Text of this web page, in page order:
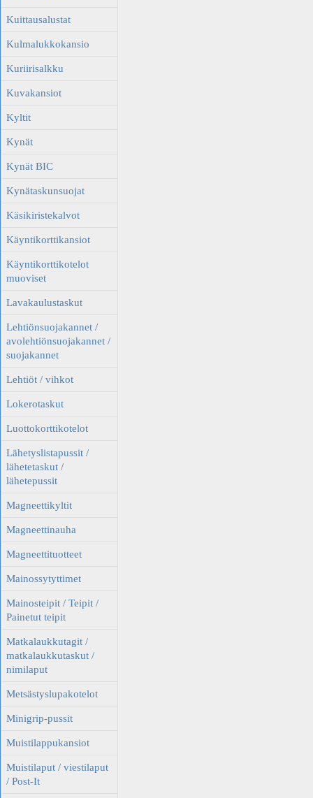
Kuittausalustat
Kulmalukkokansio
Kuriirisalkku
Kuvakansiot
Kyltit
Kynät
Kynät BIC
Kynätaskunsuojat
Käsikiristekalvot
Käyntikorttikansiot
Käyntikorttikotelot
muoviset
Lavakaulustaskut
Lehtiönsuojakannet /
avolehtiönsuojakannet /
suojakannet
Lehtiöt / vihkot
Lokerotaskut
Luottokorttikotelot
Lähetyslistapussit /
lähetetaskut /
lähetepussit
Magneettikyltit
Magneettinauha
Magneettituotteet
Mainossytyttimet
Mainosteipit / Teipit /
Painetut teipit
Matkalaukkutagit /
matkalaukkutaskut /
nimilaput
Metsästyslupakotelot
Minigrip-pussit
Muistilappukansiot
Muistilaput / viestilaput
/ Post-It